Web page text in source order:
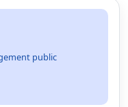
public